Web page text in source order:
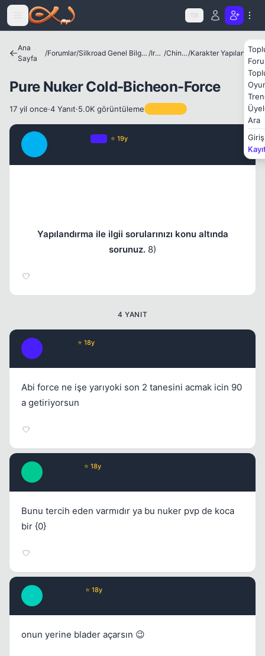
Icerige atla
TR
Ara
Giriş
Ana
Sayfa
/Forumlar/ Silkroad Genel Bilgiler ve Update Bilgileri / Irklar / Chinese/ Karakter Yapılandırmaları
Pure Nuker Cold-Bicheon-Force
17 yil once·4 Yanıt·5.0K görüntüleme
⭐ 19y
Yapılandırma ile ilgii sorularınızı konu altında
sorunuz. 8)
4 YANIT
⭐ 18y
Abi force ne işe yarıyoki son 2 tanesini acmak icin 90
a getiriyorsun
⭐ 18y
Bunu tercih eden varmıdır ya bu nuker pvp de koca
bir {0}
Kapat
⭐ 18y
onun yerine blader açarsın 😉
Kapat